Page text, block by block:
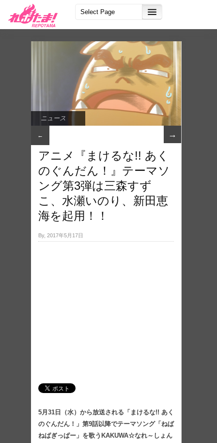
ニュース
← →
アニメ『​まけるな!! あく
のぐんだん！』テーマソ
ング第3弾は​三森すず
こ、水瀬いのり、新田恵
海を起用！！
By, 2017年5月17日
5月31日（水）から放送される「まけるな!! あく
のぐんだん！」第9話以降でテーマソング「ねば
ねばぎっぱー」を歌うKAKUWA☆なれ～しょん